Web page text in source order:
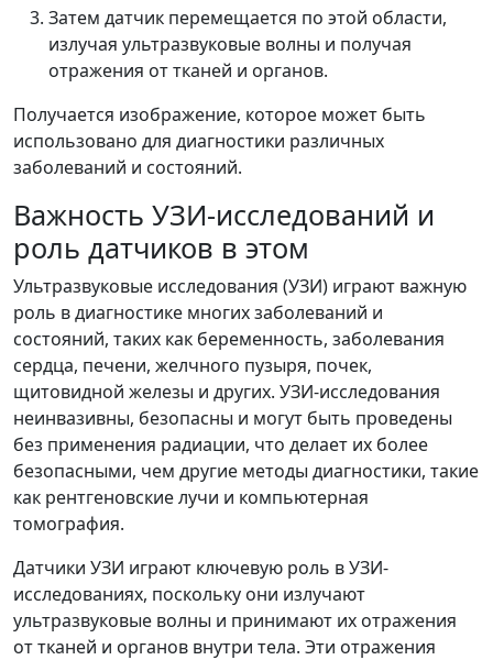
Затем датчик перемещается по этой области,
излучая ультразвуковые волны и получая
отражения от тканей и органов.
Получается изображение, которое может быть
использовано для диагностики различных
заболеваний и состояний.
Важность УЗИ-исследований и
роль датчиков в этом
Ультразвуковые исследования (УЗИ) играют важную
роль в диагностике многих заболеваний и
состояний, таких как беременность, заболевания
сердца, печени, желчного пузыря, почек,
щитовидной железы и других. УЗИ-исследования
неинвазивны, безопасны и могут быть проведены
без применения радиации, что делает их более
безопасными, чем другие методы диагностики, такие
как рентгеновские лучи и компьютерная
томография.
Датчики УЗИ играют ключевую роль в УЗИ-
исследованиях, поскольку они излучают
ультразвуковые волны и принимают их отражения
от тканей и органов внутри тела. Эти отражения